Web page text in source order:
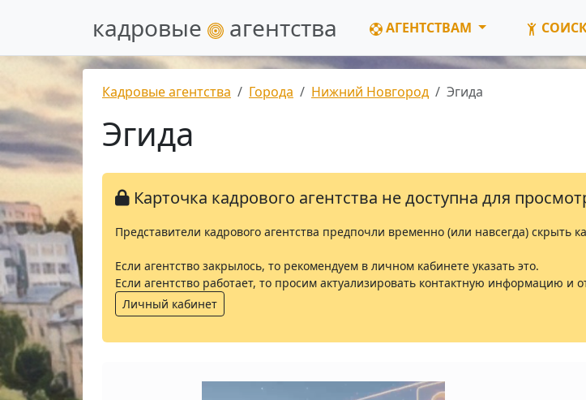
кадровые агентства АГЕНТСТВАМ
Кадровые агентства Города Нижний Новгород Эгида
Эгида
Карточка кадрового агентства не доступна для
Представители кадрового агентства предпочли временно (или навсегда) скрыть
Если агентство закрылось, то рекомендуем в личном кабинете указать это.
Если агентство работает, то просим актуализировать контактную информацию и
Личный кабинет